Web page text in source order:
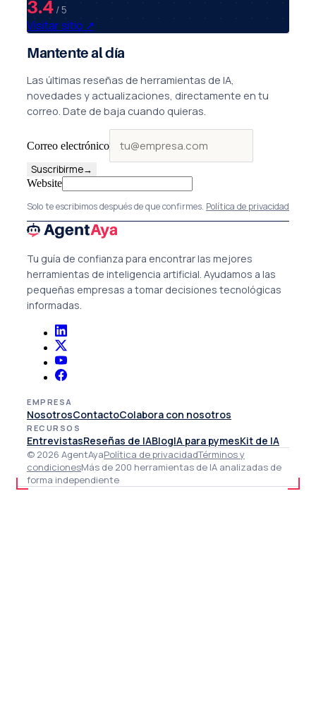
3.4 / 5
Visitar sitio ↗
Mantente al día
Las últimas reseñas de herramientas de IA,
novedades y actualizaciones, directamente en tu
correo. Date de baja cuando quieras.
Correo electrónico
Suscribirme→
Website
Solo te escribimos después de que confirmes. Política de privacidad
Tu guía de confianza para encontrar las mejores
herramientas de inteligencia artificial. Ayudamos a las
pequeñas empresas a tomar decisiones tecnológicas
informadas.
EMPRESA
NosotrosContactoColabora con nosotros
RECURSOS
EntrevistasReseñas de IABlogIA para pymesKit de IA
© 2026 AgentAyaPolítica de privacidadTérminos y
condicionesMás de 200 herramientas de IA analizadas de
forma independiente